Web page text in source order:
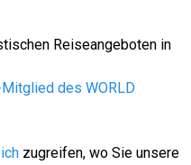
Reiseangeboten in
des WORLD
zugreifen, wo Sie unsere